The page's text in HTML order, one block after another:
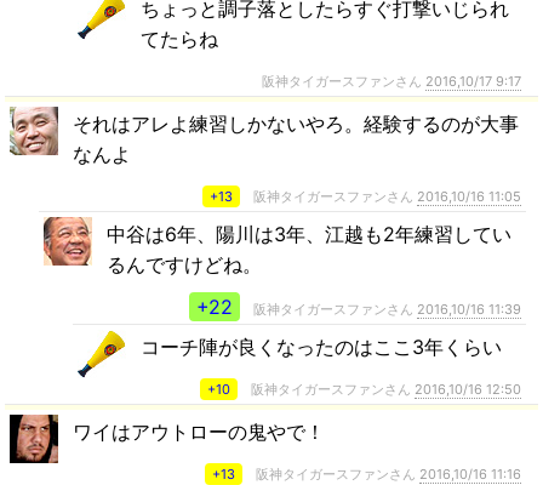
ちょっと調子落としたらすぐ打撃いじられ
てたらね
阪神タイガースファンさん 2016,10/17 9:17
それはアレよ練習しかないやろ。経験するのが大事
なんよ
+13 阪神タイガースファンさん 2016,10/16 11:05
中谷は6年、陽川は3年、江越も2年練習してい
るんですけどね。
+22
阪神タイガースファンさん 2016,10/16 11:39
コーチ陣が良くなったのはここ3年くらい
+10 阪神タイガースファンさん 2016,10/16 12:50
ワイはアウトローの鬼やで！
+13 阪神タイガースファンさん 2016,10/16 11:16